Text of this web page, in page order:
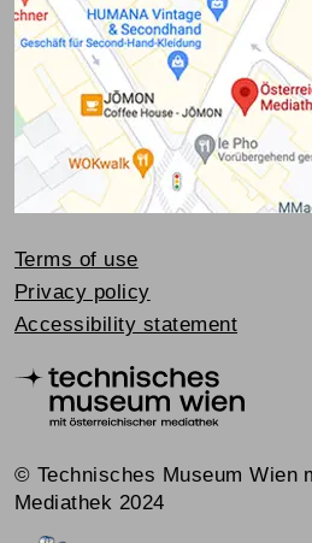
Terms of use
Privacy policy
Accessibility statement
© Technisches Museum Wien
Mediathek 2024